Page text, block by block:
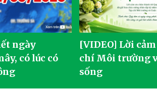
ngày
có lúc có
[VIDEO] Lời
chí Môi trường
sống